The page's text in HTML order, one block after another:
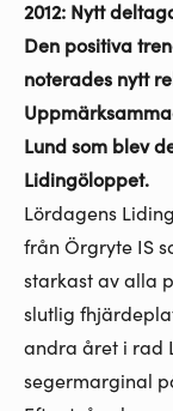
2012: Nytt
Den positiva
noterades nytt
Lund som blev
Lidingöloppet.
Lördagens
från Örgryte IS
starkast av alla
slutlig
andra året i rad
segermarginal